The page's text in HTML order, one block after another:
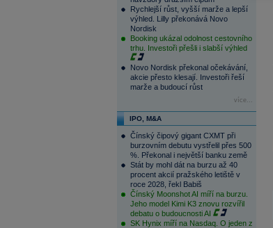
Rychlejší růst, vyšší marže a lepší
výhled. Lilly překonává Novo
Nordisk
Booking ukázal odolnost cestovního
trhu. Investoři přešli i slabší výhled
Novo Nordisk překonal očekávání,
akcie přesto klesají. Investoři řeší
marže a budoucí růst
více...
IPO, M&A
Čínský čipový gigant CXMT při
burzovním debutu vystřelil přes 500
%. Překonal i největší banku země
Stát by mohl dát na burzu až 40
procent akcií pražského letiště v
roce 2028, řekl Babiš
Čínský Moonshot AI míří na burzu.
Jeho model Kimi K3 znovu rozvířil
debatu o budoucnosti AI
SK Hynix míří na Nasdaq. O jeden z